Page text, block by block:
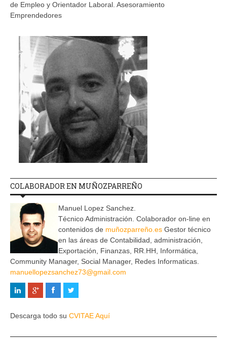
de Empleo y Orientador Laboral. Asesoramiento
Emprendedores
COLABORADOR EN MUÑOZPARREÑO
Manuel Lopez Sanchez.
Técnico Administración. Colaborador on-line en
contenidos de muñozparreño.es Gestor técnico
en las áreas de Contabilidad, administración,
Exportación, Finanzas, RR.HH, Informática,
Community Manager, Social Manager, Redes Informaticas.
manuellopezsanchez73@gmail.com
Descarga todo su CVITAE Aquí